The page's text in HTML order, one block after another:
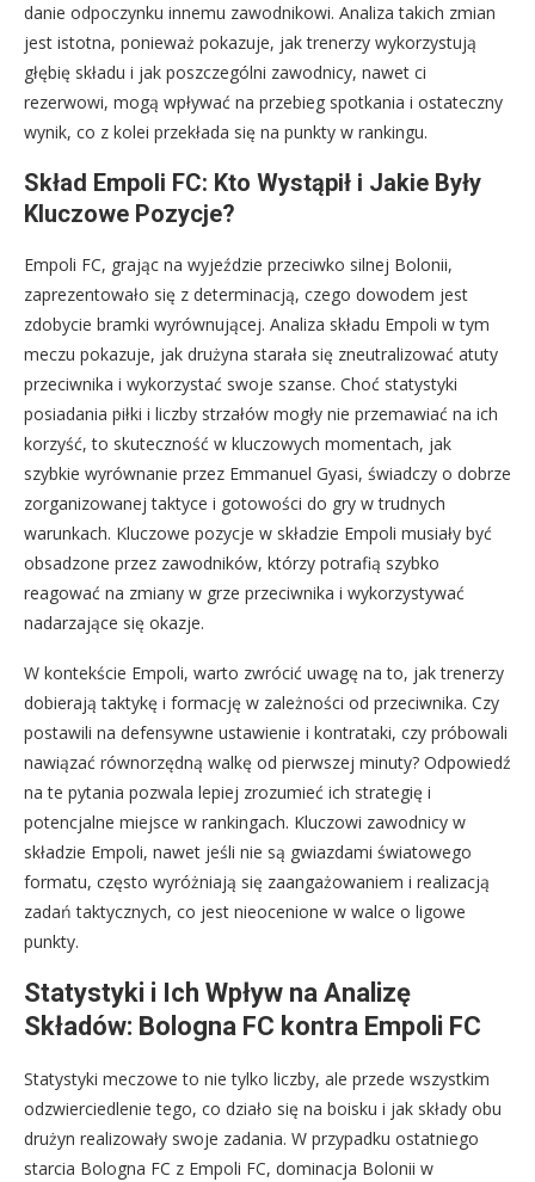
danie odpoczynku innemu zawodnikowi. Analiza takich zmian
jest istotna, ponieważ pokazuje, jak trenerzy wykorzystują
głębię składu i jak poszczególni zawodnicy, nawet ci
rezerwowi, mogą wpływać na przebieg spotkania i ostateczny
wynik, co z kolei przekłada się na punkty w rankingu.
Skład Empoli FC: Kto Wystąpił i Jakie Były
Kluczowe Pozycje?
Empoli FC, grając na wyjeździe przeciwko silnej Bolonii,
zaprezentowało się z determinacją, czego dowodem jest
zdobycie bramki wyrównującej. Analiza składu Empoli w tym
meczu pokazuje, jak drużyna starała się zneutralizować atuty
przeciwnika i wykorzystać swoje szanse. Choć statystyki
posiadania piłki i liczby strzałów mogły nie przemawiać na ich
korzyść, to skuteczność w kluczowych momentach, jak
szybkie wyrównanie przez Emmanuel Gyasi, świadczy o dobrze
zorganizowanej taktyce i gotowości do gry w trudnych
warunkach. Kluczowe pozycje w składzie Empoli musiały być
obsadzone przez zawodników, którzy potrafią szybko
reagować na zmiany w grze przeciwnika i wykorzystywać
nadarzające się okazje.
W kontekście Empoli, warto zwrócić uwagę na to, jak trenerzy
dobierają taktykę i formację w zależności od przeciwnika. Czy
postawili na defensywne ustawienie i kontrataki, czy próbowali
nawiązać równorzędną walkę od pierwszej minuty? Odpowiedź
na te pytania pozwala lepiej zrozumieć ich strategię i
potencjalne miejsce w rankingach. Kluczowi zawodnicy w
składzie Empoli, nawet jeśli nie są gwiazdami światowego
formatu, często wyróżniają się zaangażowaniem i realizacją
zadań taktycznych, co jest nieocenione w walce o ligowe
punkty.
Statystyki i Ich Wpływ na Analizę
Składów: Bologna FC kontra Empoli FC
Statystyki meczowe to nie tylko liczby, ale przede wszystkim
odzwierciedlenie tego, co działo się na boisku i jak składy obu
drużyn realizowały swoje zadania. W przypadku ostatniego
starcia Bologna FC z Empoli FC, dominacja Bolonii w